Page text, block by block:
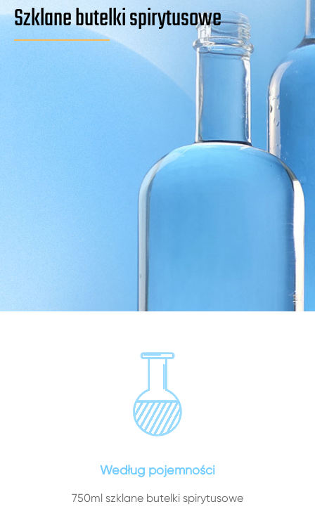
Szklane butelki spirytusowe
Według pojemności
750ml szklane butelki spirytusowe